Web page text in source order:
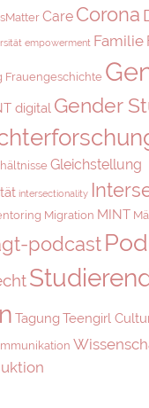
Care Corona
empowerment Familie
Frauengeschichte
digital Gender
Gleichstellung
intersectionality
Migration MINT
podcast
Tagung Teengirl